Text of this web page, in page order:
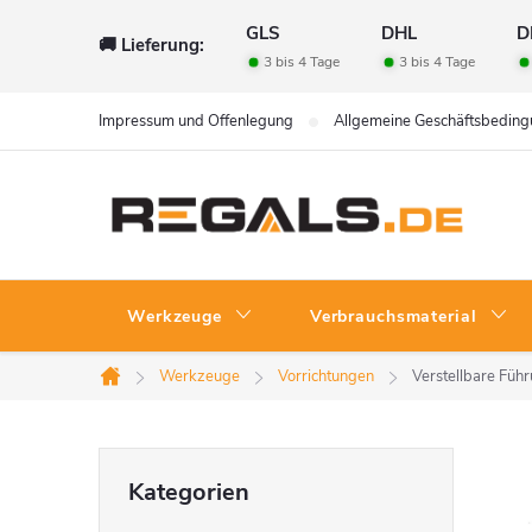
🚚 Lieferung: GLS DHL
3 bis 4 Tage 3 bis 4 Tage
Impressum und Offenlegung Allgemeine
Werkzeuge Verbrauchsmaterial
Startseite
Werkzeuge Vorrichtungen Verstellbare
überspringen
Kategorien